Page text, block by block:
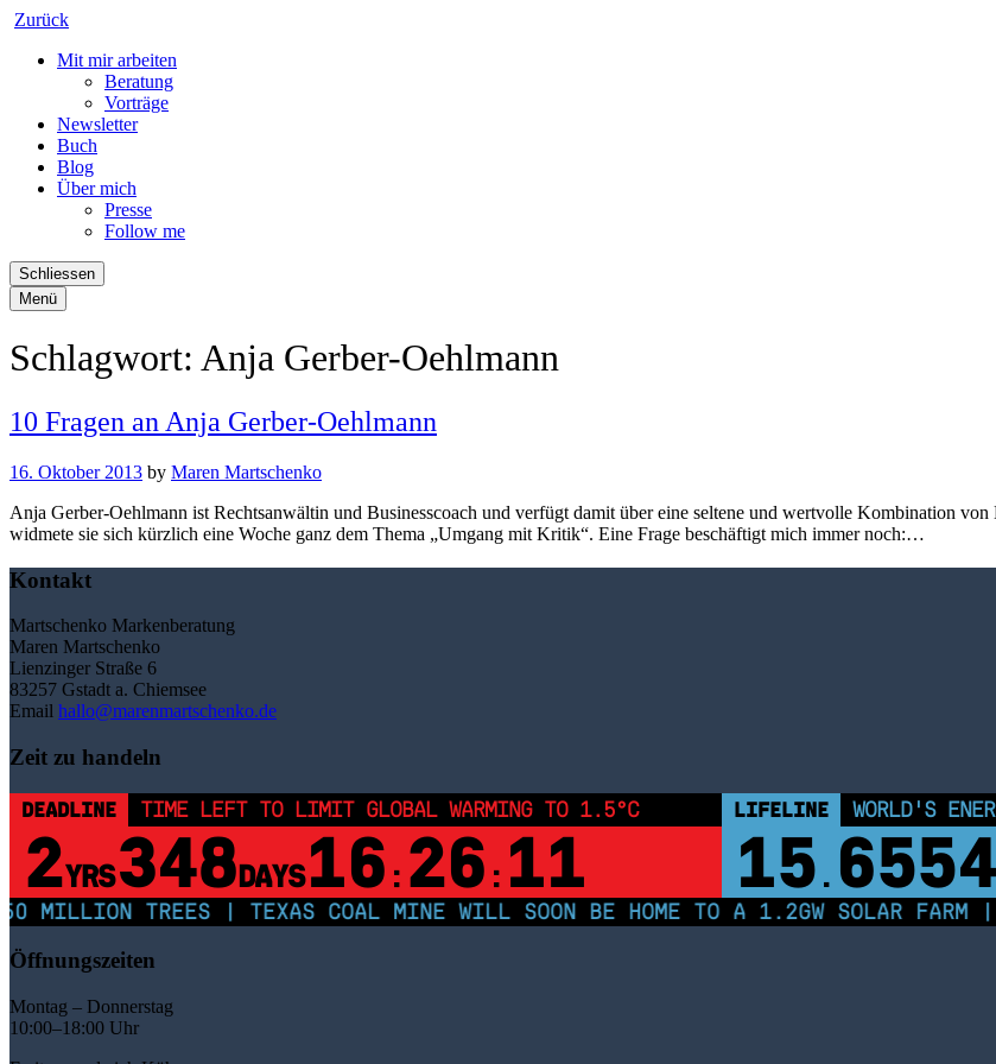
Zurück
Mit mir arbeiten
Beratung
Vorträge
Newsletter
Buch
Blog
Über mich
Presse
Follow me
Schliessen
Menü
Schlagwort: Anja Gerber-Oehlmann
10 Fragen an Anja Gerber-Oehlmann
16. Oktober 2013 by Maren Martschenko
Anja Gerber-Oehlmann ist Rechtsanwältin und Businesscoach und verfügt damit über eine seltene und wertvolle Kombination
widmete sie sich kürzlich eine Woche ganz dem Thema „Umgang mit Kritik“. Eine Frage beschäftigt mich immer noch:…
Kontakt
Martschenko Markenberatung
Maren Martschenko
Lienzinger Straße 6
83257 Gstadt a. Chiemsee
Email hallo@marenmartschenko.de
Zeit zu handeln
DEADLINE TIME LEFT TO LIMIT GLOBAL WARMING TO 1.5°C
2YRS348DAYS 16 : 26 : 11
LIFELINE WORLD'S
15 .
MILLION TREES | TEXAS COAL MINE WILL SOON BE HOME TO A 1.2GW SOLAR FARM |
Öffnungszeiten
Montag – Donnerstag
10:00–18:00 Uhr